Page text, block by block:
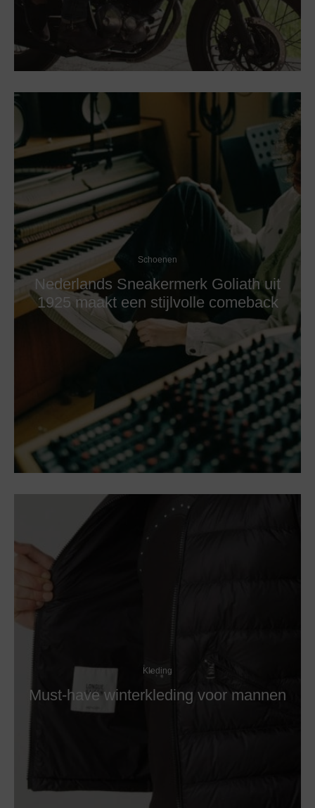
Schoenen
Nederlands Sneakermerk Goliath uit
1925 maakt een stijlvolle comeback
Kleding
Must-have winterkleding voor mannen